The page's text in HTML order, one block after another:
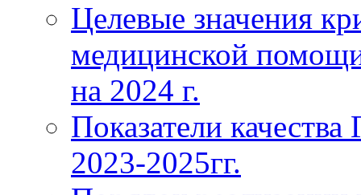
Целевые значения
медицинской
на 2024 г.
Показатели
2023-2025гг.